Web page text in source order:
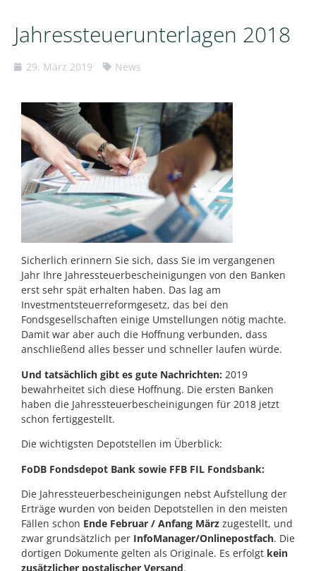
Jahressteuerunterlagen 2018
29. März 2019 News
Sicherlich erinnern Sie sich, dass Sie im vergangenen
Jahr Ihre Jahressteuerbescheinigungen von den Banken
erst sehr spät erhalten haben. Das lag am
Investmentsteuerreformgesetz, das bei den
Fondsgesellschaften einige Umstellungen nötig machte.
Damit war aber auch die Hoffnung verbunden, dass
anschließend alles besser und schneller laufen würde.
Und tatsächlich gibt es gute Nachrichten: 2019
bewahrheitet sich diese Hoffnung. Die ersten Banken
haben die Jahressteuerbescheinigungen für 2018 jetzt
schon fertiggestellt.
Die wichtigsten Depotstellen im Überblick:
FoDB Fondsdepot Bank sowie FFB FIL Fondsbank:
Die Jahressteuerbescheinigungen nebst Aufstellung der
Erträge wurden von beiden Depotstellen in den meisten
Fällen schon Ende Februar / Anfang März zugestellt, und
zwar grundsätzlich per InfoManager/Onlinepostfach. Die
dortigen Dokumente gelten als Originale. Es erfolgt kein
zusätzlicher postalischer Versand.